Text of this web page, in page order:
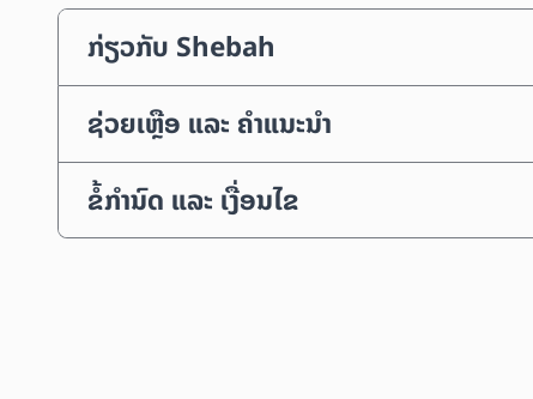
ກ່ຽວກັບ Shebah
ຊ່ວຍເຫຼືອ ແລະ ຄຳແນະນຳ
ຂໍ້ກຳນົດ ແລະ ເງື່ອນໄຂ